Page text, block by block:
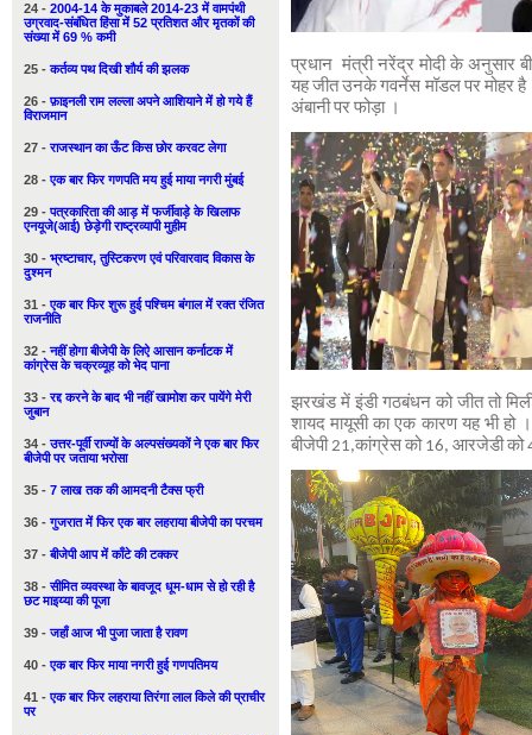
24 - 2004-14 के मुकाबले 2014-23 में वामपंथी
उग्रवाद-संबंधित हिंसा में 52 प्रतिशत और मृतकों की
संख्या में 69 % कमी
25 -कर्तव्य पथ दिखी शौर्य की झलक
26 -फ़ाइनली राम लल्ला अपने आशियाने में हो गये हैं
विराजमान
27 -राजस्थान का ऊँट किस छोर करवट लेगा
28 -एक बार फिर गणपति मय हुई माया नगरी मुंबई
29 -पत्रकारिता की आड़ में फर्जीवाड़े के खिलाफ
एनयूजे(आई) छेड़ेगी राष्ट्रव्यापी मुहीम
30 - भ्रष्टाचार, तुस्टिकरण एवं परिवारवाद विकास के
दुश्मन
31 -एक बार फिर शुरू हुई पश्चिम बंगाल में रक्त रंजित
राजनीति
32 -नहीं होगा बीजेपी के लिऐ आसान कर्नाटक में
कांग्रेस के चक्रव्यूह को भेद पाना
33 -रद्द करने के बाद भी नहीं खामोश कर पायेंगे मेरी
जुबान
34 -उत्तर-पूर्वी राज्यों के अल्पसंख्यकों ने एक बार फिर
बीजेपी पर जताया भरोसा
35 - 7 लाख तक की आमदनी टैक्स फ्री
36 -गुजरात में फिर एक बार लहराया बीजेपी का परचम
37 -बीजेपी आप में काँटे की टक्कर
38 -सीमित व्यवस्था के बावजूद धूम-धाम से हो रही है
छट माइय्या की पूजा
39 -जहाँ आज भी पुजा जाता है रावण
40 -एक बार फिर माया नगरी हुई गणपतिमय
41 -एक बार फिर लहराया तिरंगा लाल किले की प्राचीर
पर
प्रधान मंत्री नरेंद्र मोदी के अनुसार
यह जीत उनके गवर्नेस मॉडल पर मोहर
अंबानी पर फोड़ा ।
झरखंड में इंडी गठबंधन को जीत तो
शायद मायूसी का एक कारण यह भी
बीजेपी 21,कांग्रेस को 16, आरजेडी को